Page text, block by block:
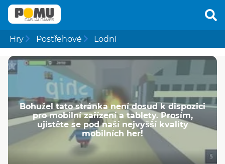
Hry Postřehové Lodní
Bohužel tato stránka není dosud k dispozici
pro mobilní zařízení a tablety. Prosím,
ujistěte se pod naší nejvyšší kvality
mobilních her!